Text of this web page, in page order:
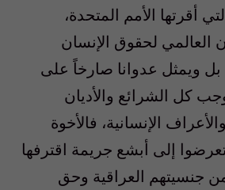
أقرتها الأمم المتحدة،
العالمي لحقوق الإنسان
عام 1948، بل ويمثل عدوانا صارخاً على
كل الشرائع والأديان
الإنسانية، فالأخوة
تعرضوا إلى أبشع جريمة اقترفها
جنسيتهم العراقية وحق